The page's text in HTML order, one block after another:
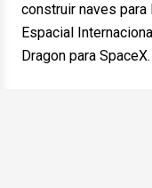
construir naves
Espacial
Dragon para SpaceX.